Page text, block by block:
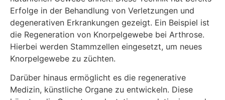
Erfolge in der Behandlung von Verletzungen und
degenerativen Erkrankungen gezeigt. Ein Beispiel ist
die Regeneration von Knorpelgewebe bei Arthrose.
Hierbei werden Stammzellen eingesetzt, um neues
Knorpelgewebe zu züchten.
Darüber hinaus ermöglicht es die regenerative
Medizin, künstliche Organe zu entwickeln. Diese